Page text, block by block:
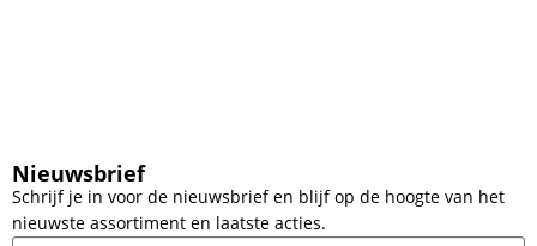
Nieuwsbrief
Schrijf je in voor de nieuwsbrief en blijf op de hoogte van het
nieuwste assortiment en laatste acties.